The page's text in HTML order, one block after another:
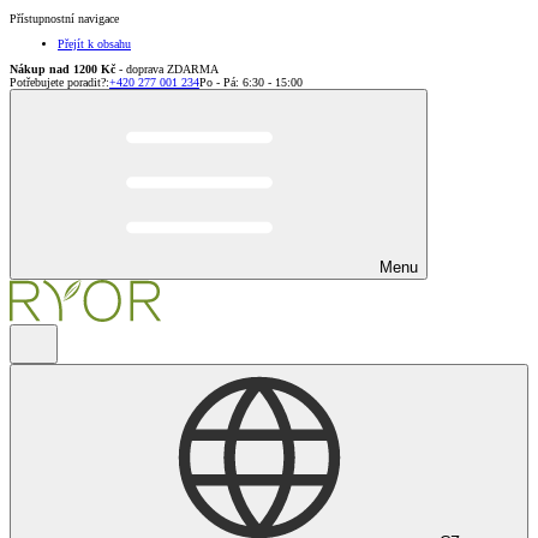
Přístupnostní navigace
Přejít k obsahu
Nákup nad 1200 Kč - doprava ZDARMA
Potřebujete poradit?:+420 277 001 234Po - Pá: 6:30 - 15:00
Menu